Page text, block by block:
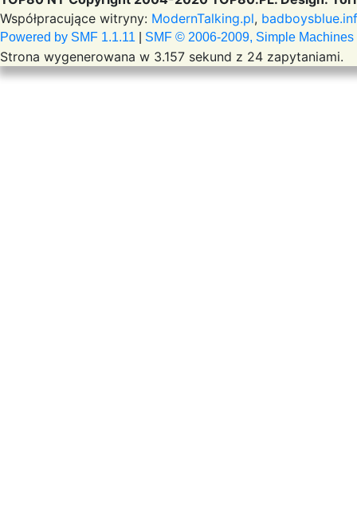
Współpracujące witryny: ModernTalking.pl,
Powered by SMF 1.1.11 SMF © 2006-2009, Simple Machines
Strona wygenerowana w 3.157 sekund z 24 zapytaniami.